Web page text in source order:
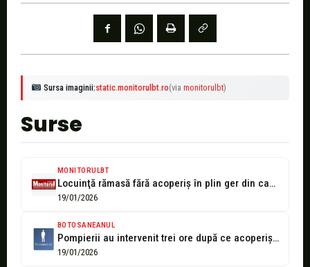
Sursa imaginii:static.monitorulbt.ro(via monitorulbt)
Surse
MONITORULBT
Locuinţă rămasă fără acoperiş în plin ger din cauza unui incendiu
19/01/2026
BOTOSANEANUL
Pompierii au intervenit trei ore după ce acoperișul unei case a luat...
19/01/2026